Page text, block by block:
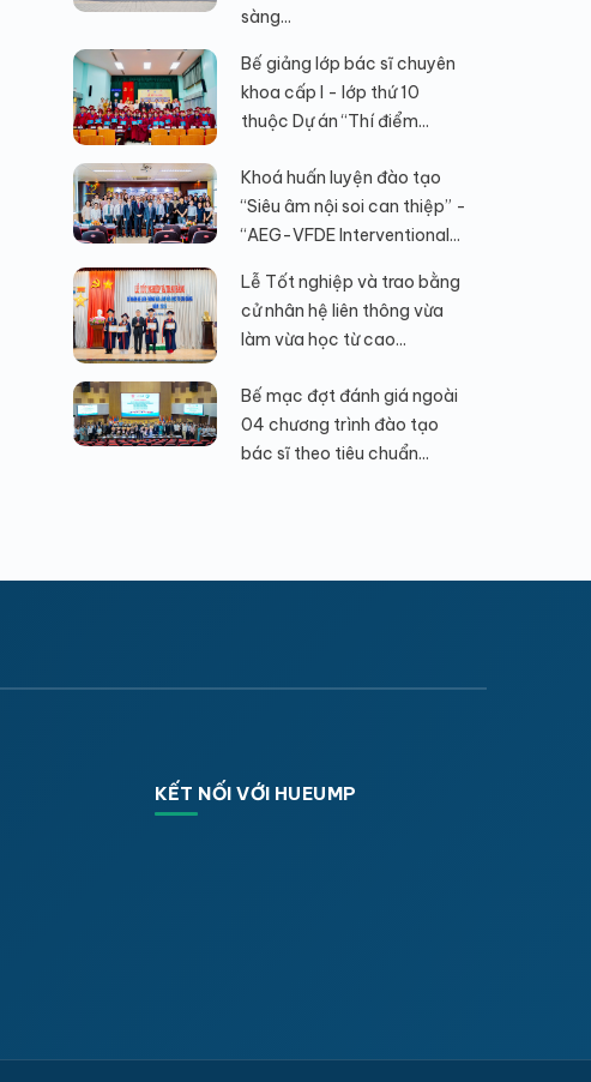
sàng...
Bế giảng lớp bác sĩ chuyên
khoa cấp I - lớp thứ 10
thuộc Dự án “Thí điểm...
Khoá huấn luyện đào tạo
“Siêu âm nội soi can thiệp” -
“AEG-VFDE Interventional...
Lễ Tốt nghiệp và trao bằng
cử nhân hệ liên thông vừa
làm vừa học từ cao...
Bế mạc đợt đánh giá ngoài
04 chương trình đào tạo
bác sĩ theo tiêu chuẩn...
KẾT NỐI VỚI HUEUMP